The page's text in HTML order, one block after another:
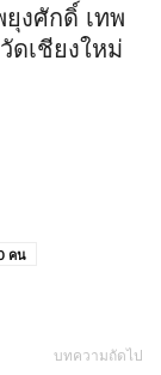
งศักดิ์ เทพ
ดเชียงใหม่
คน
บทความถัดไป